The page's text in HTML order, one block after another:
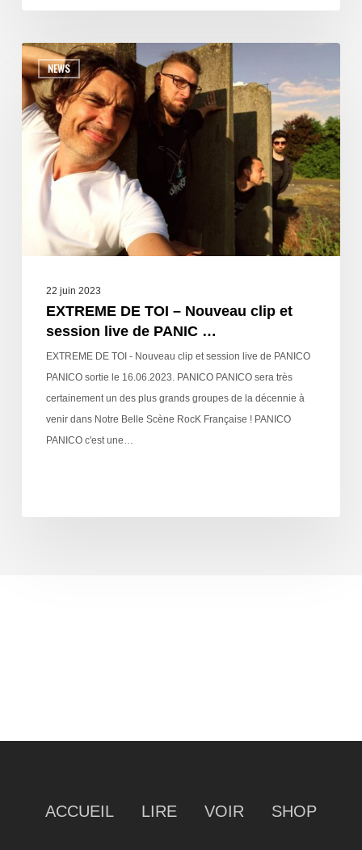
NEWS
22 juin 2023
EXTREME DE TOI – Nouveau clip et
session live de PANIC …
EXTREME DE TOI - Nouveau clip et session live de PANICO
PANICO sortie le 16.06.2023. PANICO PANICO sera très
certainement un des plus grands groupes de la décennie à
venir dans Notre Belle Scène RocK Française ! PANICO
PANICO c'est une…
ACCUEIL LIRE VOIR SHOP